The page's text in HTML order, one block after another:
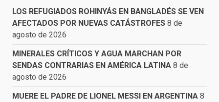
LOS REFUGIADOS ROHINYÁS EN BANGLADÉS SE VEN
AFECTADOS POR NUEVAS CATÁSTROFES 8 de
agosto de 2026
MINERALES CRÍTICOS Y AGUA MARCHAN POR
SENDAS CONTRARIAS EN AMÉRICA LATINA 8 de
agosto de 2026
MUERE EL PADRE DE LIONEL MESSI EN ARGENTINA 8